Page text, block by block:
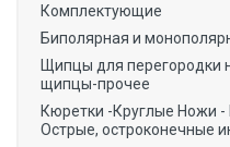
Комплектующие
Биполярная и
Щипцы для перегородки
щипцы-прочее
Кюретки -Круглые Ножи
Острые, остроконечные